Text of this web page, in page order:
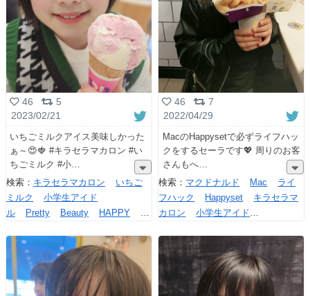
46
5
2023/02/21
いちごミルクアイス美味しかった
ぁ～😍🍓 #キラセラマカロン #い
ちごミルク #小
検索： キラセラマカロン
いちご
ミルク
小学生アイド
ル
Pretty Beauty HAPPY
ア
46
7
2022/04/29
MacのHappysetで必ずライフハッ
クをするセーラです💖 周りのお客
さんもへ
検索： マクドナルド Mac
ライ
フハック
Happyset
キラセラマ
カロン
小学生アイド